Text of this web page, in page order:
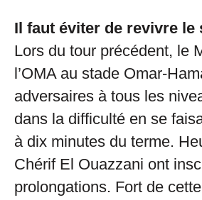
Il faut éviter de revivre le
Lors du tour précédent, le
l’OMA au stade Omar-
adversaires à tous les
dans la difficulté en se
à dix minutes du terme.
Chérif El Ouazzani ont
prolongations. Fort de